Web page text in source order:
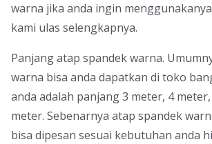
warna jika anda ingin
kami ulas selengkapnya.
Panjang atap spandek warna.
warna bisa anda dapatkan di toko
anda adalah panjang 3 meter, 4
meter. Sebenarnya atap spandek
bisa dipesan sesuai kebutuhan anda